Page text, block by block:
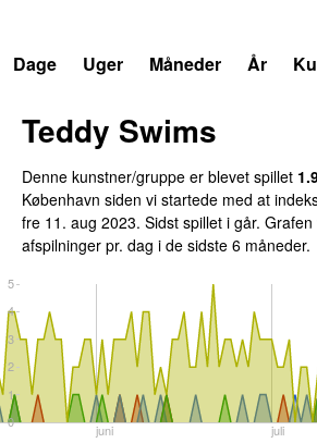
Dage
Uger Måneder År
Teddy Swims
Denne kunstner/gruppe er blevet spillet
København siden vi startede med at
fre 11. aug 2023. Sidst spillet i går.
afspilninger pr. dag i de sidste 6 måneder.
juni juli
0
1
2
3
4
5